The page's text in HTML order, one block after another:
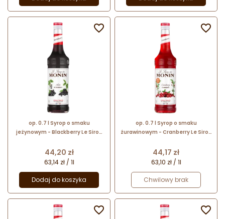
op. 0.7 l Syrop o smaku
jeżynowym - Blackberry Le Sirop
Cena
44,20 zł
63,14 zł / 1l
Dodaj do koszyka

op. 0.7 l Syrop o smaku
żurawinowym - Cranberry Le Sirop
Cena
44,17 zł
63,10 zł / 1l
Chwilowy brak

 